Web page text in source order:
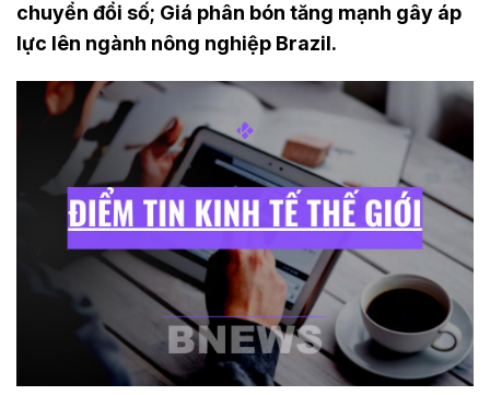
chuyển đổi số; Giá phân bón tăng mạnh gây áp
lực lên ngành nông nghiệp Brazil.